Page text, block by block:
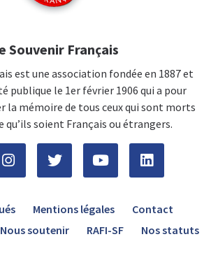
Souvenir Français
est une association fondée en 1887 et
publique le 1er février 1906 qui a pour
la mémoire de tous ceux qui sont morts
qu’ils soient Français ou étrangers.
Mentions légales
Contact
Nous soutenir RAFI-SF Nos statuts